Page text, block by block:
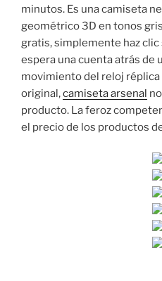
minutos. Es una camiseta
geométrico 3D en tonos
gratis, simplemente haz clic
espera una cuenta atrás de
movimiento del reloj réplica
original,camiseta arsenal
producto. La feroz
el precio de los productos